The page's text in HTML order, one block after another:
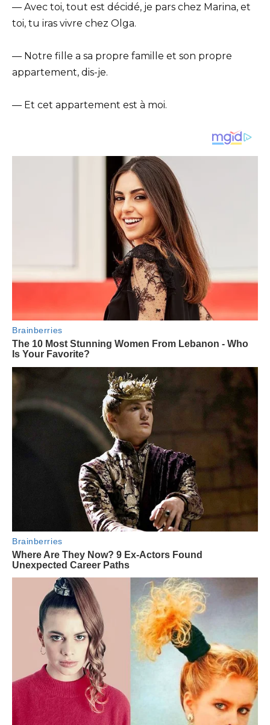
— Avec toi, tout est décidé, je pars chez Marina, et
toi, tu iras vivre chez Olga.
— Notre fille a sa propre famille et son propre
appartement, dis-je.
— Et cet appartement est à moi.